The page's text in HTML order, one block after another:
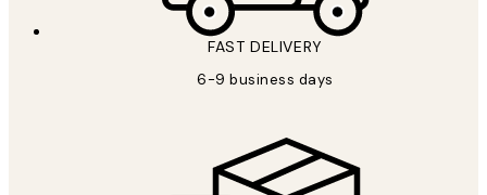
FAST DELIVERY
6-9 business days